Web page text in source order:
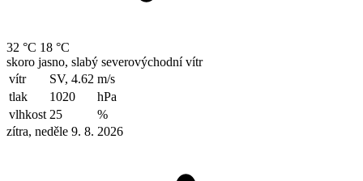
32 °C 18 °C
skoro jasno, slabý severovýchodní vítr
vítr
SV, 4.62 m/s
tlak
1020
hPa
vlhkost 25
%
zítra, neděle 9. 8. 2026